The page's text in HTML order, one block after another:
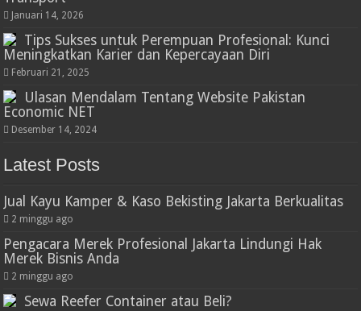
Januari 14, 2026
Tips Sukses untuk Perempuan Profesional: Kunci
Meningkatkan Karier dan Kepercayaan Diri
Februari 21, 2025
Ulasan Mendalam Tentang Website Pakistan
Economic NET
Desember 14, 2024
Latest Posts
Jual Kayu Kamper & Kaso Bekisting Jakarta Berkualitas
2 minggu ago
Pengacara Merek Profesional Jakarta Lindungi Hak
Merek Bisnis Anda
2 minggu ago
Sewa Reefer Container atau Beli?